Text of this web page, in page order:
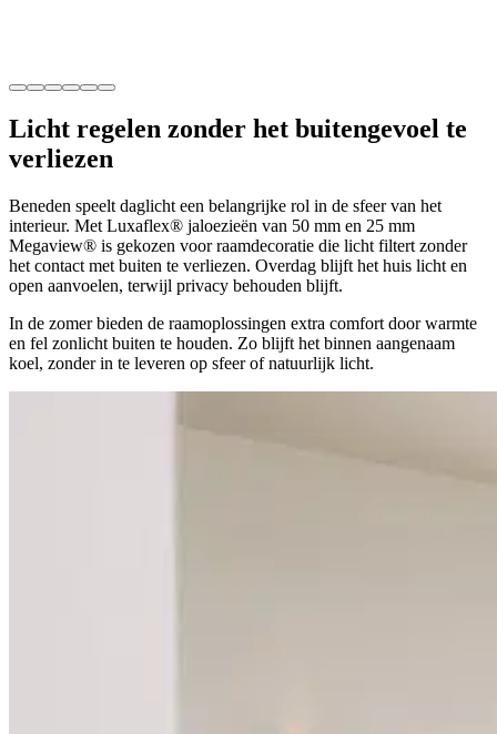
Licht regelen zonder het buitengevoel te
verliezen
Beneden speelt daglicht een belangrijke rol in de sfeer van het
interieur. Met Luxaflex® jaloezieën van 50 mm en 25 mm
Megaview® is gekozen voor raamdecoratie die licht filtert zonder
het contact met buiten te verliezen. Overdag blijft het huis licht en
open aanvoelen, terwijl privacy behouden blijft.
In de zomer bieden de raamoplossingen extra comfort door warmte
en fel zonlicht buiten te houden. Zo blijft het binnen aangenaam
koel, zonder in te leveren op sfeer of natuurlijk licht.